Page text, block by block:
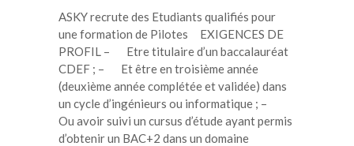
ASKY recrute des Etudiants qualifiés pour
une formation de Pilotes EXIGENCES DE
PROFIL – Etre titulaire d’un baccalauréat
CDEF ; – Et être en troisième année
(deuxième année complétée et validée) dans
un cycle d’ingénieurs ou informatique ; –
Ou avoir suivi un cursus d’étude ayant permis
d’obtenir un BAC+2 dans un domaine